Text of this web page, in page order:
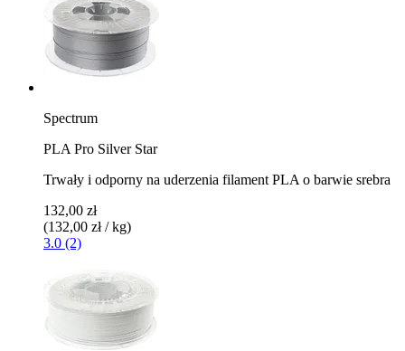
Spectrum
PLA Pro Silver Star
Trwały i odporny na uderzenia filament PLA o barwie srebra
132,00 zł
(132,00 zł / kg)
3.0 (2)